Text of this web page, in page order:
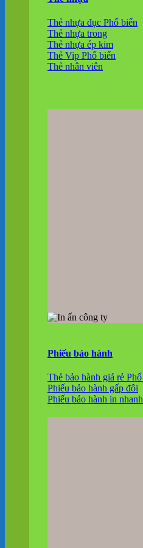
Thẻ nhựa đục
Thẻ nhựa trong
Thẻ nhựa ép kim
Thẻ Vip
Thẻ nhân viên
Phiếu bảo hành
Thẻ bảo hành giá rẻ
Phiếu bảo hành gấp đôi
Phiếu bảo hành in nhanh